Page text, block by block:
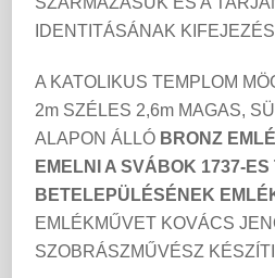
IDENTITÁSÁNAK
A KATOLIKUS TEMPLOM
2m SZÉLES 2,6m MAGAS,
ALAPON ÁLLÓ BRONZ
EMELNI A SVÁBOK 1737-ES
BETELEPÜLÉSÉNEK
EMLÉKMŰVET KOVÁCS
SZOBRÁSZMŰVÉSZ